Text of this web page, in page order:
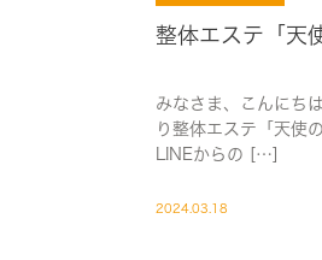
整体エステ「天
みなさま、こんにち
り整体エステ「天使
LINEからの […]
2024.03.18